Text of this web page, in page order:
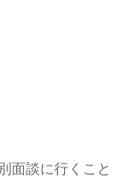
面談に行くこと